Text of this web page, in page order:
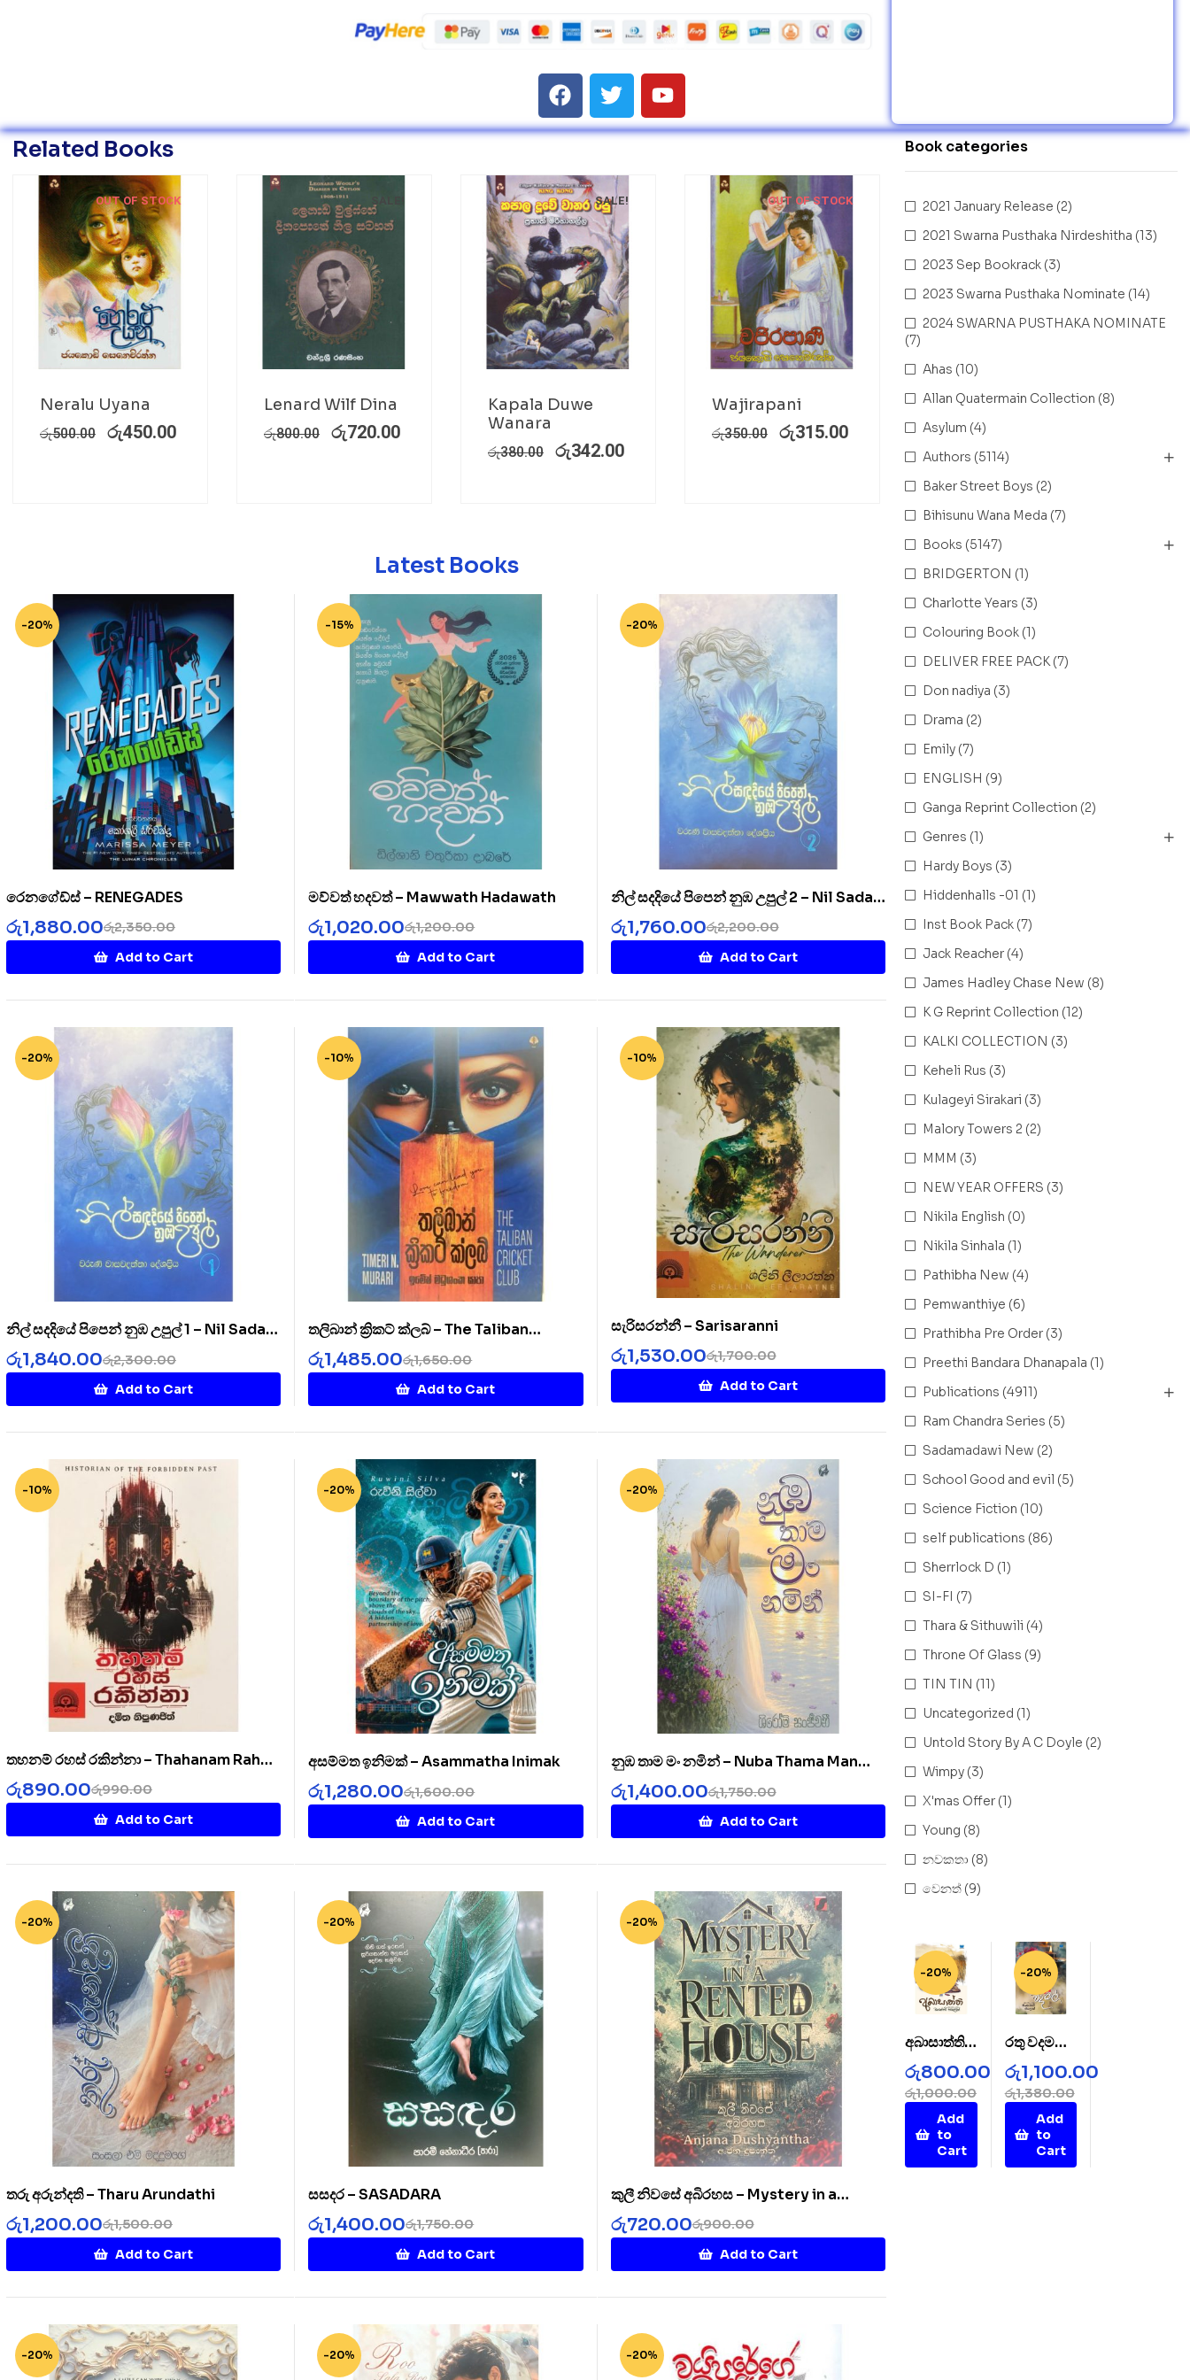
Related Books
OUT OF STOCK
Neralu Uyana
රු500.00 රු450.00
Lenard Wilf Dina
රු800.00 රු720.00
SALE!
Kapala Duwe
Wanara
රු380.00 රු342.00
OUT OF STOCK
Wajirapani
රු350.00 රු315.00
Latest Books
-20%
රෙනගේඩ්ස් – RENEGADES
රු2,350.00
රු1,880.00
Add to Cart
-15%
මව්වත් හදවත් – Mawwath Hadawath
රු1,200.00
රු1,020.00
Add to Cart
-20%
නිල් සදදියේ පිපෙන් නුඹ උපුල් 2 – Nil Sada
Diye 2
රු2,200.00
රු1,760.00
Add to Cart
-20%
නිල් සදදියේ පිපෙන් නුඹ උපුල් 1 – Nil Sada
Diye 1
රු2,300.00
රු1,840.00
Add to Cart
-10%
තලිබාන් ක්‍රිකට් ක්ලබ් – The Taliban
Cricket Clubරු1,650.00
රු1,485.00
Add to Cart
-10%
සැරිසරන්නී – Sarisaranni
රු1,700.00
රු1,530.00
Add to Cart
-10%
තහනම් රහස් රකින්නා – Thahanam Rahas
Rakinnaa
රු990.00
රු890.00
Add to Cart
-20%
අසම්මත ඉනිමක් – Asammatha Inimak
රු1,600.00
රු1,280.00
Add to Cart
-20%
නුඹ තාම මං නමින් – Nuba Thama Man
Namin
රු1,750.00
රු1,400.00
Add to Cart
-20%
තරු අරුන්දති – Tharu Arundathi
රු1,500.00
රු1,200.00
Add to Cart
-20%
සසදර – SASADARA
රු1,750.00
රු1,400.00
Add to Cart
-20%
කුලී නිවසේ අබිරහස – Mystery in a
Rented House
රු900.00
රු720.00
Add to Cart
-20% -20% -20%
Book categories
2021 January Release (2)
2021 Swarna Pusthaka Nirdeshitha (13)
2023 Sep Bookrack (3)
2023 Swarna Pusthaka Nominate (14)
2024 SWARNA PUSTHAKA NOMINATE
(7)
Ahas (10)
Allan Quatermain Collection (8)
Asylum (4)
Authors (5114)
Baker Street Boys (2)
Bihisunu Wana Meda (7)
Books (5147)
BRIDGERTON (1)
Charlotte Years (3)
Colouring Book (1)
DELIVER FREE PACK (7)
Don nadiya (3)
Drama (2)
Emily (7)
ENGLISH (9)
Ganga Reprint Collection (2)
Genres (1)
Hardy Boys (3)
Hiddenhalls -01 (1)
Inst Book Pack (7)
Jack Reacher (4)
James Hadley Chase New (8)
K G Reprint Collection (12)
KALKI COLLECTION (3)
Keheli Rus (3)
Kulageyi Sirakari (3)
Malory Towers 2 (2)
MMM (3)
NEW YEAR OFFERS (3)
Nikila English (0)
Nikila Sinhala (1)
Pathibha New (4)
Pemwanthiye (6)
Prathibha Pre Order (3)
Preethi Bandara Dhanapala (1)
Publications (4911)
Ram Chandra Series (5)
Sadamadawi New (2)
School Good and evil (5)
Science Fiction (10)
self publications (86)
Sherrlock D (1)
SI-FI (7)
Thara & Sithuwili (4)
Throne Of Glass (9)
TIN TIN (11)
Uncategorized (1)
Untold Story By A C Doyle (2)
Wimpy (3)
X'mas Offer (1)
Young (8)
නවකතා (8)
වෙනත් (9)
-20%
අබාසාත්ති –
AbaSatht
hi
රු1,000.00
රු800.00
Add
to
Cart
-20%
රතු වදමල් –
Rathu
Wada
Mal
රු1,380.00
රු1,100.00
Add
to
Cart